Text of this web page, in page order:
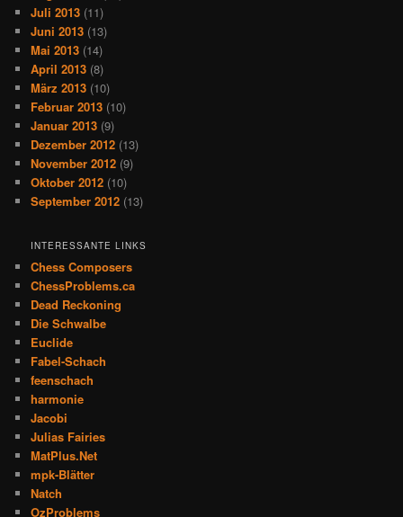
Juli 2013 (11)
Juni 2013 (13)
Mai 2013 (14)
April 2013 (8)
März 2013 (10)
Februar 2013 (10)
Januar 2013 (9)
Dezember 2012 (13)
November 2012 (9)
Oktober 2012 (10)
September 2012 (13)
INTERESSANTE LINKS
Chess Composers
ChessProblems.ca
Dead Reckoning
Die Schwalbe
Euclide
Fabel-Schach
feenschach
harmonie
Jacobi
Julias Fairies
MatPlus.Net
mpk-Blätter
Natch
OzProblems